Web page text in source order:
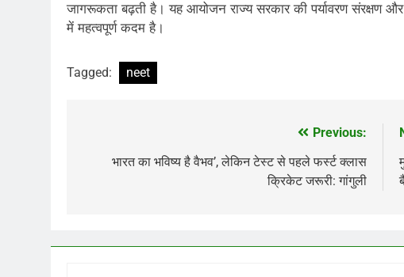
जागरूकता बढ़ती है। यह आयोजन राज्य सरकार की पर्यावरण
में महत्वपूर्ण कदम है।
Tagged: neet
navigation
Previous:
भारत का भविष्य है वैभव’, लेकिन टेस्ट से पहले फर्स्ट क्लास
क्रिकेट जरूरी: गांगुली